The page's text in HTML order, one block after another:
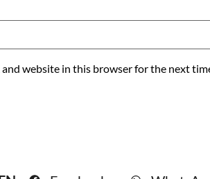
and website in this browser for the next